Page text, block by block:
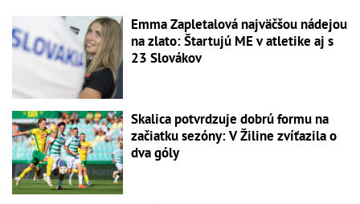
Emma Zapletalová najväčšou nádejou
na zlato: Štartujú ME v atletike aj s
23 Slovákov
Skalica potvrdzuje dobrú formu na
začiatku sezóny: V Žiline zvíťazila o
dva góly